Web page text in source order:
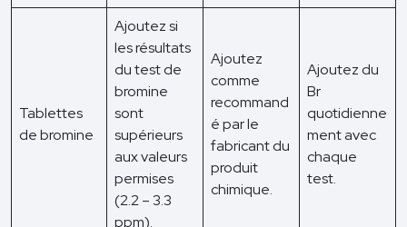
Tablettes
de bromine
Ajoutez si
les résultats
du test de
bromine
sont
supérieurs
aux valeurs
permises
(2.2 – 3.3
ppm).
Ajoutez
comme
recommand
é par le
fabricant du
produit
chimique.
Ajoutez du
Br
quotidienne
ment avec
chaque
test.